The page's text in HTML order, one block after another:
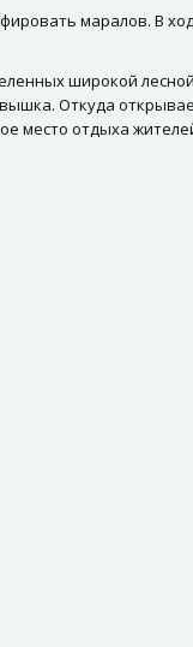
маралов. В
широкой
Откуда
место отдыха